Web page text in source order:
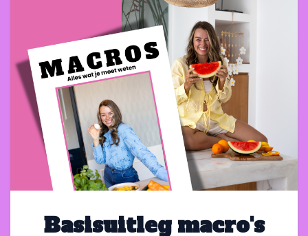
Basisuitleg macro's